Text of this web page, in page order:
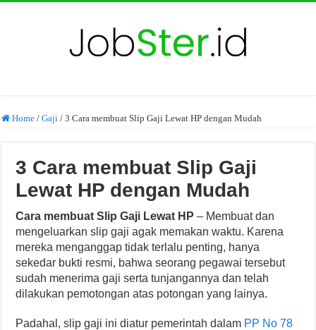
Home / Gaji / 3 Cara membuat Slip Gaji Lewat HP dengan Mudah
3 Cara membuat Slip Gaji
Lewat HP dengan Mudah
Cara membuat Slip Gaji Lewat HP – Membuat dan
mengeluarkan slip gaji agak memakan waktu. Karena
mereka menganggap tidak terlalu penting, hanya
sekedar bukti resmi, bahwa seorang pegawai tersebut
sudah menerima gaji serta tunjangannya dan telah
dilakukan pemotongan atas potongan yang lainya.
Padahal, slip gaji ini diatur pemerintah dalam PP No 78